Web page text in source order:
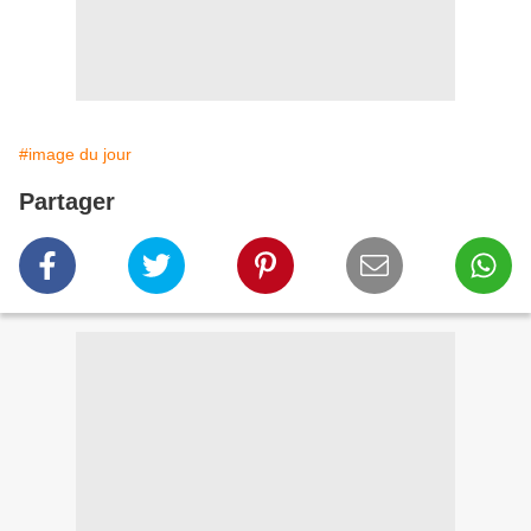
#image du jour
Partager